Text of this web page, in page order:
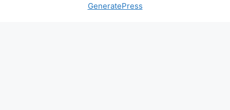
GeneratePress